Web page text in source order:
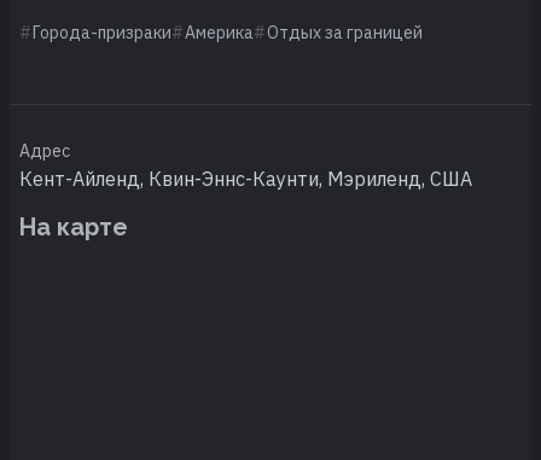
Города-призраки Америка Отдых за границей
Адрес
Кент-Айленд, Квин-Эннс-Каунти, Мэриленд, США
На карте